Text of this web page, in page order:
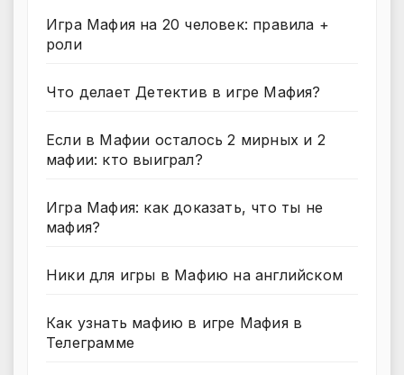
Игра Мафия на 20 человек: правила +
роли
Что делает Детектив в игре Мафия?
Если в Мафии осталось 2 мирных и 2
мафии: кто выиграл?
Игра Мафия: как доказать, что ты не
мафия?
Ники для игры в Мафию на английском
Как узнать мафию в игре Мафия в
Телеграмме